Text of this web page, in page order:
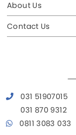
About Us
Contact Us
031 51907015
031 870 9312
0811 3083 033